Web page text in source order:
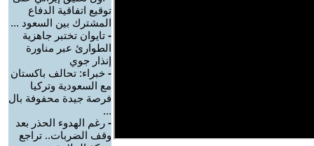
توقيع اتفاقية الدفاع
المشترك بين السعود ...
- تايوان تختبر جاهزية
الطوارئ عبر مناورة
إنذار جوي
- خبراء: تحالف باكستان
مع السعودية وتركيا
فرصة جيدة محفوفة بال
...
- رغم الهدوء الحذر بعد
وقف الضربات.. تراجع